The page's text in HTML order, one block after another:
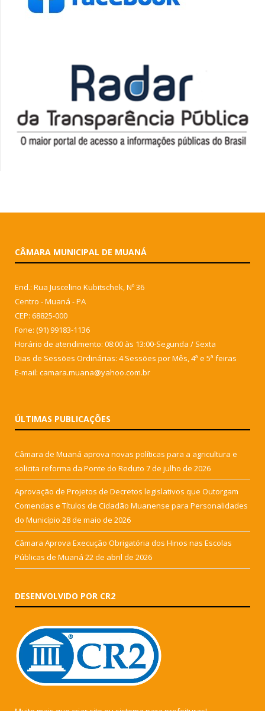
CÂMARA MUNICIPAL DE MUANÁ
End.: Rua Juscelino Kubitschek, Nº 36
Centro - Muaná - PA
CEP: 68825-000
Fone: (91) 99183-1136
Horário de atendimento: 08:00 às 13:00-Segunda / Sexta
Dias de Sessões Ordinárias: 4 Sessões por Mês, 4ª e 5ª feiras
E-mail: camara.muana@yahoo.com.br
ÚLTIMAS PUBLICAÇÕES
Câmara de Muaná aprova novas políticas para a agricultura e
solicita reforma da Ponte do Reduto 7 de julho de 2026
Aprovação de Projetos de Decretos legislativos que Outorgam
Comendas e Títulos de Cidadão Muanense para Personalidades
do Município 28 de maio de 2026
Câmara Aprova Execução Obrigatória dos Hinos nas Escolas
Públicas de Muaná 22 de abril de 2026
DESENVOLVIDO POR CR2